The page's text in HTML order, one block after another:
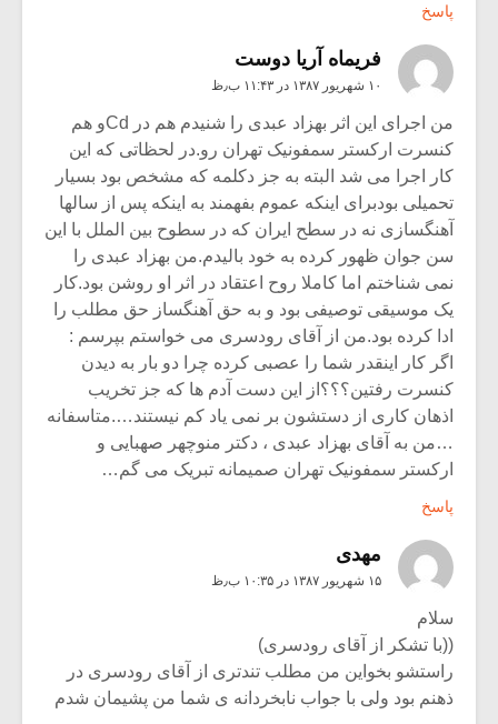
پاسخ
فريماه آريا دوست
۱۰ شهریور ۱۳۸۷ در ۱۱:۴۳ ب٫ظ
من اجرای این اثر بهزاد عبدی را شنیدم هم در Cdو هم
کنسرت ارکستر سمفونیک تهران رو.در لحظاتی که این
کار اجرا می شد البته به جز دکلمه که مشخص بود بسیار
تحمیلی بودبرای اینکه عموم بفهمند به اینکه پس از سالها
آهنگسازی نه در سطح ایران که در سطوح بین الملل با این
سن جوان ظهور کرده به خود بالیدم.من بهزاد عبدی را
نمی شناختم اما کاملا روح اعتقاد در اثر او روشن بود.کار
یک موسیقی توصیفی بود و به حق آهنگساز حق مطلب را
ادا کرده بود.من از آقای رودسری می خواستم بپرسم :
اگر کار اینقدر شما را عصبی کرده چرا دو بار به دیدن
کنسرت رفتین؟؟؟از این دست آدم ها که جز تخریب
اذهان کاری از دستشون بر نمی یاد کم نیستند….متاسفانه
…من به آقای بهزاد عبدی ، دکتر منوچهر صهبایی و
ارکستر سمفونیک تهران صمیمانه تبریک می گم…
پاسخ
مهدی
۱۵ شهریور ۱۳۸۷ در ۱۰:۳۵ ب٫ظ
سلام
((با تشکر از آقای رودسری)
راستشو بخواین من مطلب تندتری از آقای رودسری در
ذهنم بود ولی با جواب نابخردانه ی شما من پشیمان شدم